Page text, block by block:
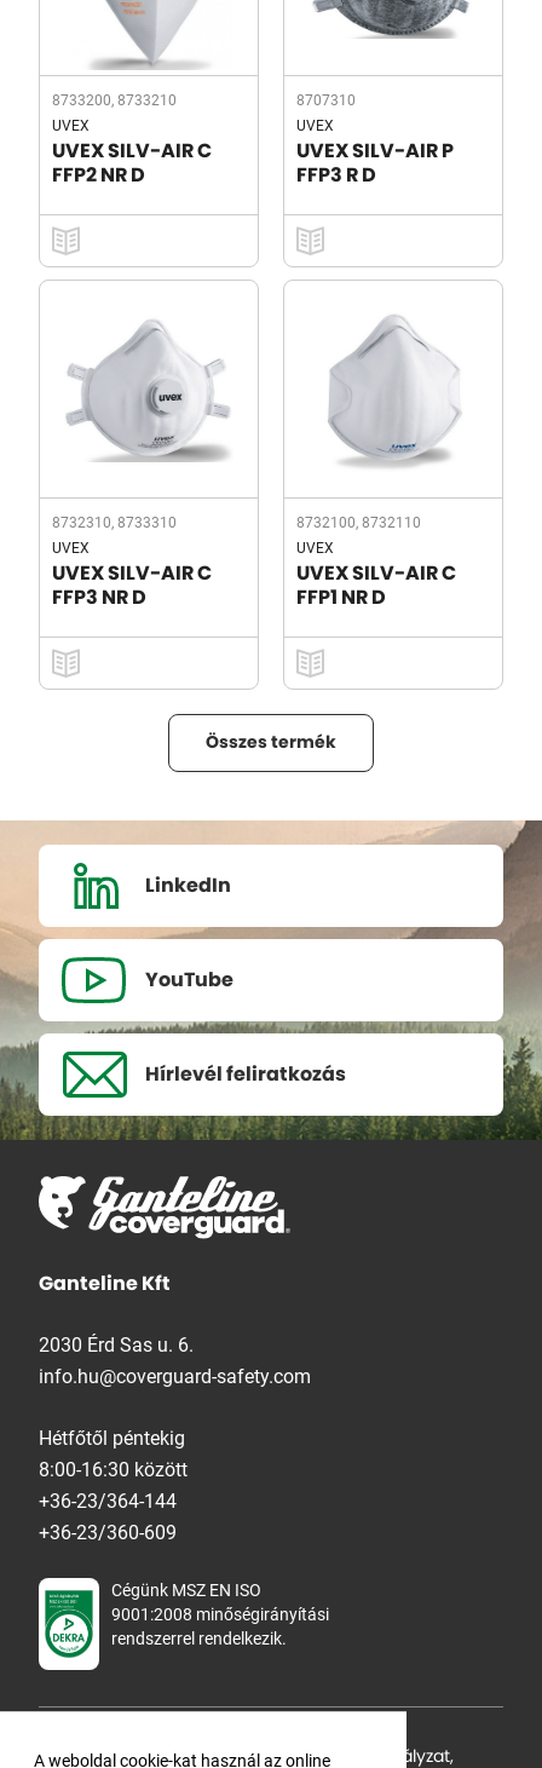
A weboldal cookie-kat használ az online
8733200, 8733210
UVEX
UVEX SILV-AIR C
FFP2 NR D
8707310
UVEX
UVEX SILV-AIR P
FFP3 R D
8732310, 8733310
UVEX
UVEX SILV-AIR C
FFP3 NR D
8732100, 8732110
UVEX
UVEX SILV-AIR C
FFP1 NR D
Összes termék
LinkedIn
YouTube
Hírlevél feliratkozás
Ganteline Kft
2030 Érd Sas u. 6.
info.hu@coverguard-safety.com
Hétfőtől péntekig
8:00-16:30 között
+36-23/364-144
+36-23/360-609
Cégünk MSZ EN ISO
9001:2008 minőségirányítási
rendszerrel rendelkezik.
Adatvédelmi tájékoztató,Cookie Szabályzat,